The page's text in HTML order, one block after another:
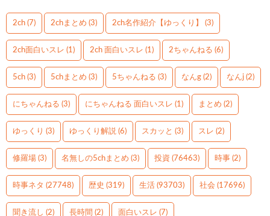
2ch (7) 2chまとめ (3) 2ch名作紹介【ゆっくり】 (3)
2ch面白いスレ (1) 2ch 面白いスレ (1) 2ちゃんねる (6)
5ch (3) 5chまとめ (3) 5ちゃんねる (3) なんg (2) なんj (2)
にちゃんねる (3) にちゃんねる 面白いスレ (1) まとめ (2)
ゆっくり (3) ゆっくり解説 (6) スカッと (3) スレ (2)
修羅場 (3) 名無しの5chまとめ (3) 投資 (76463) 時事 (2)
時事ネタ (27748) 歴史 (319) 生活 (93703) 社会 (17696)
聞き流し (2) 長時間 (2) 面白いスレ (7)